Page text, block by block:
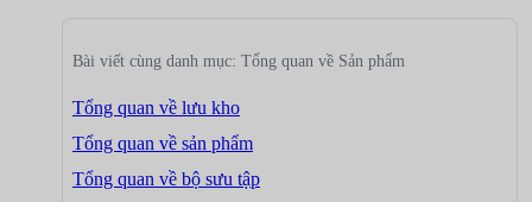
Bài viết cùng danh mục: Tổng quan về Sản phẩm
Tổng quan về lưu kho
Tổng quan về sản phẩm
Tổng quan về bộ sưu tập